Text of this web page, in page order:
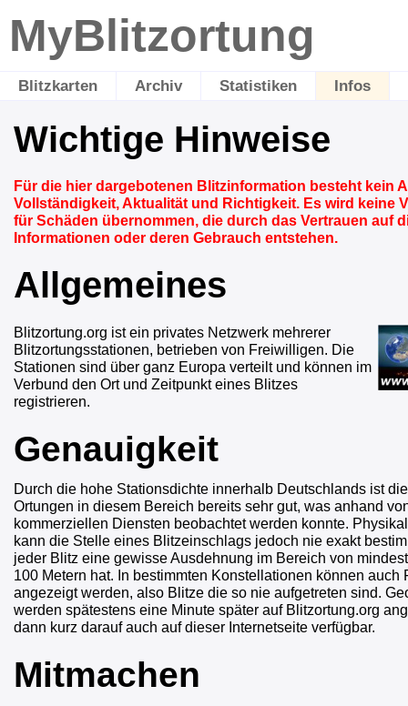
MyBlitzortung
Blitzkarten Archiv Statistiken Infos
Wichtige Hinweise
Für die hier dargebotenen Blitzinformation besteht kein
Vollständigkeit, Aktualität und Richtigkeit. Es wird keine
für Schäden übernommen, die durch das Vertrauen auf
Informationen oder deren Gebrauch entstehen.
Allgemeines
Blitzortung.org ist ein privates Netzwerk mehrerer
Blitzortungsstationen, betrieben von Freiwilligen. Die
Stationen sind über ganz Europa verteilt und können im
Verbund den Ort und Zeitpunkt eines Blitzes
registrieren.
Genauigkeit
Durch die hohe Stationsdichte innerhalb Deutschlands ist
Ortungen in diesem Bereich bereits sehr gut, was anhand
kommerziellen Diensten beobachtet werden konnte.
kann die Stelle eines Blitzeinschlags jedoch nie exakt
jeder Blitz eine gewisse Ausdehnung im Bereich von
100 Metern hat. In bestimmten Konstellationen können auch
angezeigt werden, also Blitze die so nie aufgetreten sind.
werden spätestens eine Minute später auf Blitzortung.org
dann kurz darauf auch auf dieser Internetseite verfügbar.
Mitmachen